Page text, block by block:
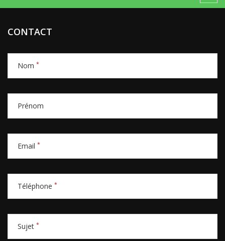
CONTACT
Nom *
Prénom
Email *
Téléphone *
Sujet *